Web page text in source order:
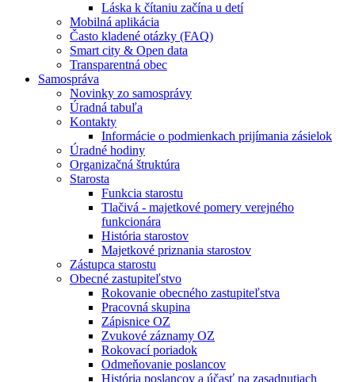
Láska k čítaniu začína u detí
Mobilná aplikácia
Často kladené otázky (FAQ)
Smart city & Open data
Transparentná obec
Samospráva
Novinky zo samosprávy
Úradná tabuľa
Kontakty
Informácie o podmienkach prijímania zásielok
Úradné hodiny
Organizačná štruktúra
Starosta
Funkcia starostu
Tlačivá - majetkové pomery verejného
funkcionára
História starostov
Majetkové priznania starostov
Zástupca starostu
Obecné zastupiteľstvo
Rokovanie obecného zastupiteľstva
Pracovná skupina
Zápisnice OZ
Zvukové záznamy OZ
Rokovací poriadok
Odmeňovanie poslancov
História poslancov a účasť na zasadnutiach